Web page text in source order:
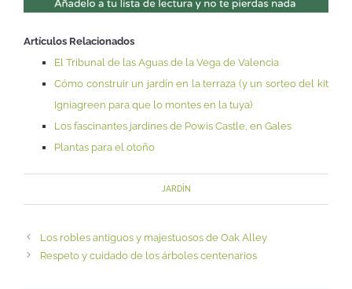
Artículos Relacionados
El Tribunal de las Aguas de la Vega de Valencia
Cómo construir un jardín en la terraza (y un sorteo del kit
Igniagreen para que lo montes en la tuya)
Los fascinantes jardines de Powis Castle, en Gales
Plantas para el otoño
JARDÍN
Los robles antiguos y majestuosos de Oak Alley
Respeto y cuidado de los árboles centenarios